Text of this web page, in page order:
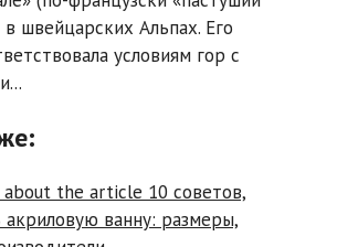
швейцарских Альпах. Его
условиям гор с